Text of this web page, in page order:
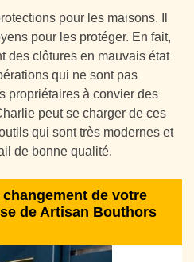
pour les maisons. Il
pour les protéger. En fait,
des clôtures en mauvais état
qui ne sont pas
propriétaires à convier des
peut se charger de ces
qui sont très modernes et
de bonne qualité.
de votre
de Artisan Bouthors